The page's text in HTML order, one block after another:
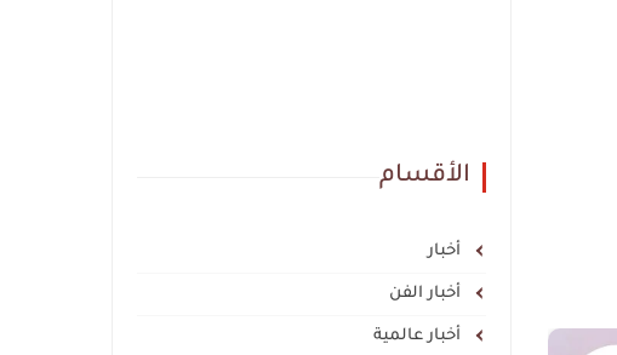
الأقسام
أخبار
أخبار الفن
أخبار عالمية